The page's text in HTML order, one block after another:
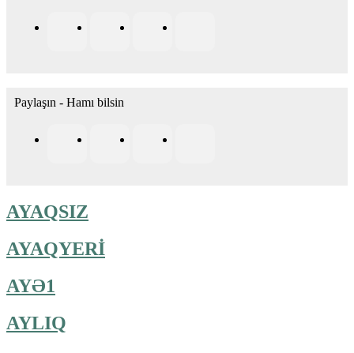
Paylaşın - Hamı bilsin
AYAQSIZ
AYAQYERİ
AYƏ1
AYLIQ